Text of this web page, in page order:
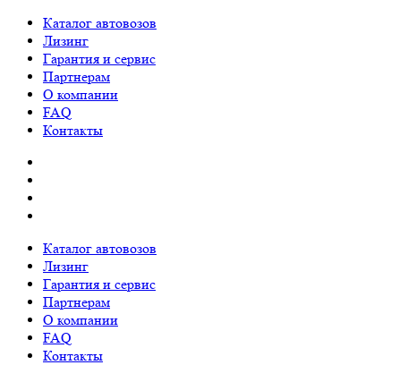
Каталог автовозов
Лизинг
Гарантия и сервис
Партнерам
О компании
FAQ
Контакты
Каталог автовозов
Лизинг
Гарантия и сервис
Партнерам
О компании
FAQ
Контакты